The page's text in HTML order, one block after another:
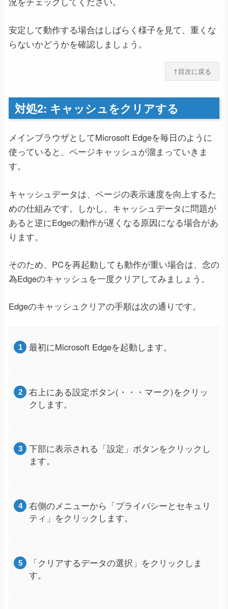
安定して動作する場合はしばらく様子を見て、重くな
らないかどうかを確認しましょう。
↑目次に戻る
対処2: キャッシュをクリアする
メインブラウザとしてMicrosoft Edgeを毎日のように
使っていると、ページキャッシュが溜まっていきま
す。
キャッシュデータは、ページの表示速度を向上するた
めの仕組みです。しかし、キャッシュデータに問題が
あると逆にEdgeの動作が遅くなる原因になる場合があ
ります。
そのため、PCを再起動しても動作が重い場合は、念の
為Edgeのキャッシュを一度クリアしてみましょう。
Edgeのキャッシュクリアの手順は次の通りです。
最初にMicrosoft Edgeを起動します。
右上にある設定ボタン(・・・マーク)をクリッ
クします。
下部に表示される「設定」ボタンをクリックし
ます。
右側のメニューから「プライバシーとセキュリ
ティ」をクリックします。
「クリアするデータの選択」をクリックしま
す。